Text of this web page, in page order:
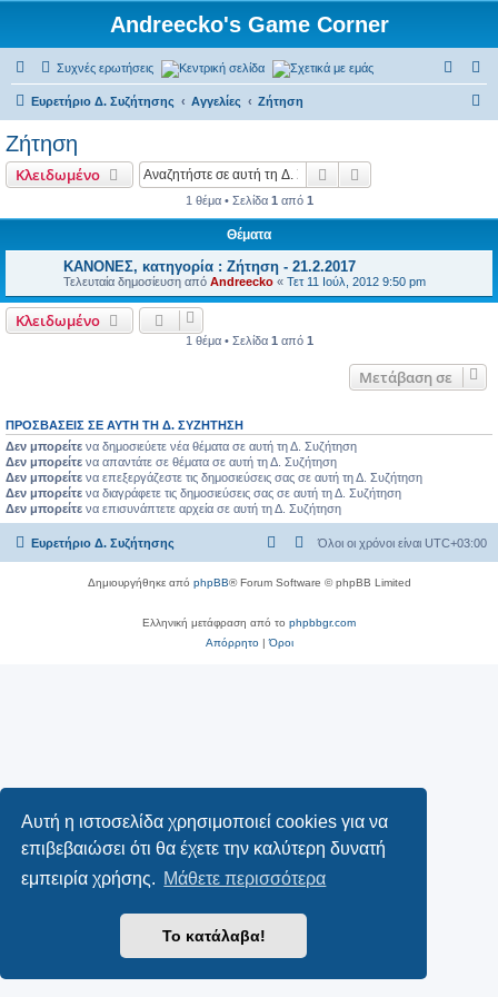
Αυτή η ιστοσελίδα χρησιμοποιεί cookies για να
επιβεβαιώσει ότι θα έχετε την καλύτερη δυνατή
εμπειρία χρήσης. Μάθετε περισσότερα
Το κατάλαβα!
Andreecko's Game Corner
Συχνές ερωτήσεις Κεντρική σελίδα Σχετικά με εμάς
Ευρετήριο Δ. Συζήτησης Αγγελίες Ζήτηση
Ζήτηση
Κλειδωμένο Αναζήτηση
1 θέμα • Σελίδα 1 από 1
Θέματα
ΚΑΝΟΝΕΣ, κατηγορία : Ζήτηση - 21.2.2017
Τελευταία δημοσίευση από Andreecko « Τετ 11 Ιούλ, 2012 9:50 pm
Κλειδωμένο
1 θέμα • Σελίδα 1 από 1
Μετάβαση σε
ΠΡΟΣΒΆΣΕΙΣ ΣΕ ΑΥΤΉ ΤΗ Δ. ΣΥΖΉΤΗΣΗ
Δεν μπορείτε να δημοσιεύετε νέα θέματα σε αυτή τη Δ. Συζήτηση
Δεν μπορείτε να απαντάτε σε θέματα σε αυτή τη Δ. Συζήτηση
Δεν μπορείτε να επεξεργάζεστε τις δημοσιεύσεις σας σε αυτή τη Δ. Συζήτηση
Δεν μπορείτε να διαγράφετε τις δημοσιεύσεις σας σε αυτή τη Δ. Συζήτηση
Δεν μπορείτε να επισυνάπτετε αρχεία σε αυτή τη Δ. Συζήτηση
Ευρετήριο Δ. Συζήτησης Όλοι οι χρόνοι είναι UTC+03:00
Δημιουργήθηκε από phpBB® Forum Software © phpBB Limited
Ελληνική μετάφραση από το phpbbgr.com
Απόρρητο|Όροι